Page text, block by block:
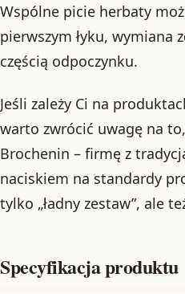
Wspólne picie herbaty
pierwszym łyku, wymiana
częścią odpoczynku.
Jeśli zależy Ci na
warto zwrócić uwagę na
Brochenin – firmę z
naciskiem na standardy
tylko „ładny zestaw”, ale
Specyfikacja produktu